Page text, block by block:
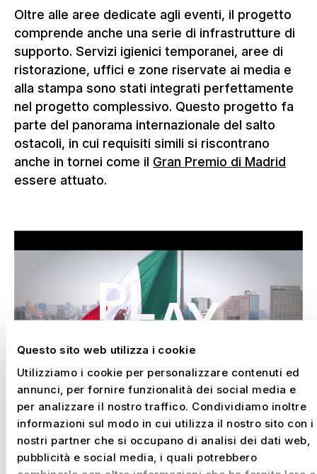
Questo sito web utilizza i cookie
Utilizziamo i cookie per personalizzare contenuti ed
annunci, per fornire funzionalità dei social media e
per analizzare il nostro traffico. Condividiamo inoltre
informazioni sul modo in cui utilizza il nostro sito con i
nostri partner che si occupano di analisi dei dati web,
pubblicità e social media, i quali potrebbero
Oltre alle aree dedicate agli eventi, il progetto
comprende anche una serie di infrastrutture di
supporto. Servizi igienici temporanei, aree di
ristorazione, uffici e zone riservate ai media e
alla stampa sono stati integrati perfettamente
nel progetto complessivo. Questo progetto fa
parte del panorama internazionale del salto
ostacoli, in cui requisiti simili si riscontrano
anche in tornei come il Gran Premio di Madrid
essere attuato.
Play